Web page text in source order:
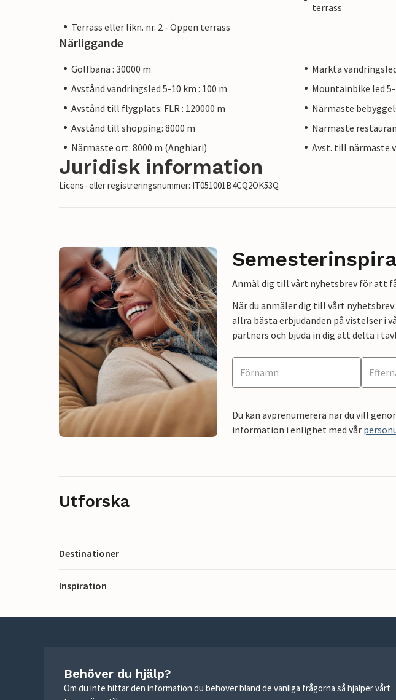
terrass
Terrass eller likn. nr. 2 - Öppen terrass
Närliggande
Golfbana : 30000 m
Märkta
Avstånd vandringsled 5-10 km : 100 m
Mountainbike led 5-
Avstånd till flygplats: FLR : 120000 m
Närmaste
Avstånd till shopping: 8000 m
Närmaste
Närmaste ort: 8000 m (Anghiari)
Avst. till närmaste
Juridisk information
Licens- eller registreringsnummer: IT051001B4CQ2OK53Q
Anmäl dig till vårt nyhetsbrev för att
När du anmäler dig till vårt
allra bästa erbjudanden på vistelser i
partners och bjuda in dig att delta i
Du kan avprenumerera när du vill
information i enlighet med vår
Utforska
Destinationer
Inspiration
Behöver du hjälp?
Om du inte hittar den information du behöver bland de vanliga frågorna så hjälper vårt